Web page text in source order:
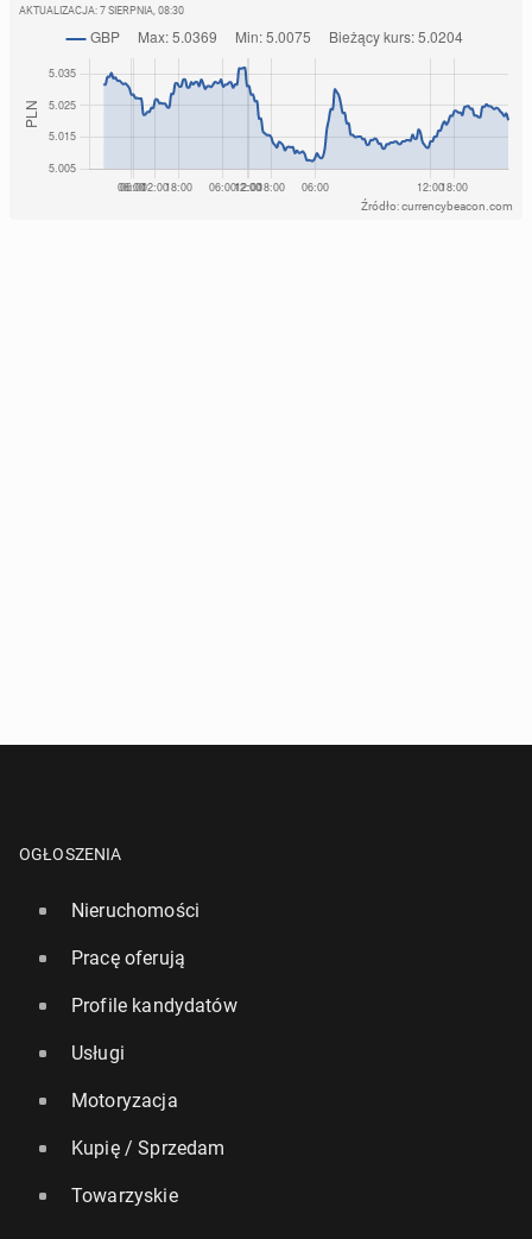
AKTUALIZACJA: 7 SIERPNIA, 08:30
Źródło: currencybeacon.com
OGŁOSZENIA
Nieruchomości
Pracę oferują
Profile kandydatów
Usługi
Motoryzacja
Kupię / Sprzedam
Towarzyskie